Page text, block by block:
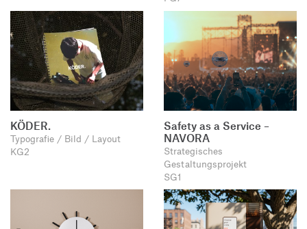
KÖDER.
Typografie / Bild / Layout
KG2
Safety as a Service –
NAVORA
Strategisches
Gestaltungsprojekt
SG1